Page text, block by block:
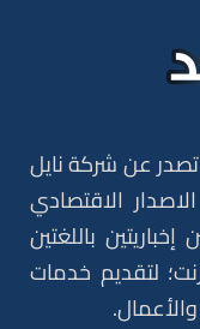
عن شركة نايل
الاقتصادي
باللغتين
لتقديم خدمات